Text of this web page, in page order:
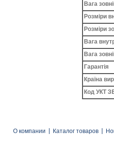
Вага
Розміри
Розміри
Вага
Вага
Гарантія
Країна
Код УКТ
О компании Каталог товаров